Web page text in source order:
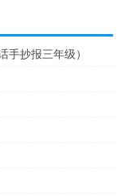
抄报三年级）